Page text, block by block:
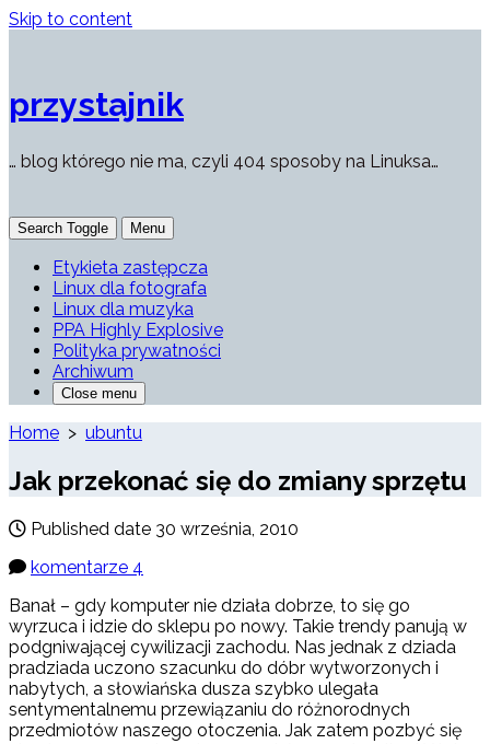
Skip to content
przystajnik
… blog którego nie ma, czyli 404 sposoby na Linuksa…
Search Toggle Menu
Etykieta zastępcza
Linux dla fotografa
Linux dla muzyka
PPA Highly Explosive
Polityka prywatności
Archiwum
Close menu
Home > ubuntu
Jak przekonać się do zmiany sprzętu
Published date 30 września, 2010
komentarze 4
Banał – gdy komputer nie działa dobrze, to się go
wyrzuca i idzie do sklepu po nowy. Takie trendy panują w
podgniwającej cywilizacji zachodu. Nas jednak z dziada
pradziada uczono szacunku do dóbr wytworzonych i
nabytych, a słowiańska dusza szybko ulegała
sentymentalnemu przewiązaniu do różnorodnych
przedmiotów naszego otoczenia. Jak zatem pozbyć się